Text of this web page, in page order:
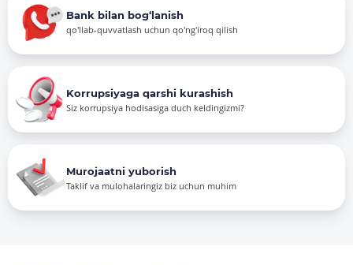
Bank bilan bog‘lanish
qo'llab-quvvatlash uchun qo'ng'iroq qilish
Korrupsiyaga qarshi kurashish
Siz korrupsiya hodisasiga duch keldingizmi?
Murojaatni yuborish
Taklif va mulohalaringiz biz uchun muhim